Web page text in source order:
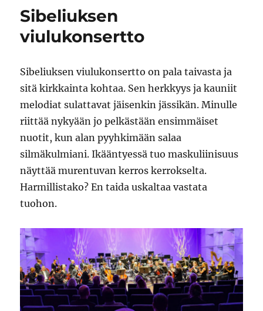
Sibeliuksen
viulukonsertto
Sibeliuksen viulukonsertto on pala taivasta ja
sitä kirkkainta kohtaa. Sen herkkyys ja kauniit
melodiat sulattavat jäisenkin jässikän. Minulle
riittää nykyään jo pelkästään ensimmäiset
nuotit, kun alan pyyhkimään salaa
silmäkulmiani. Ikääntyessä tuo maskuliinisuus
näyttää murentuvan kerros kerrokselta.
Harmillistako? En taida uskaltaa vastata
tuohon.